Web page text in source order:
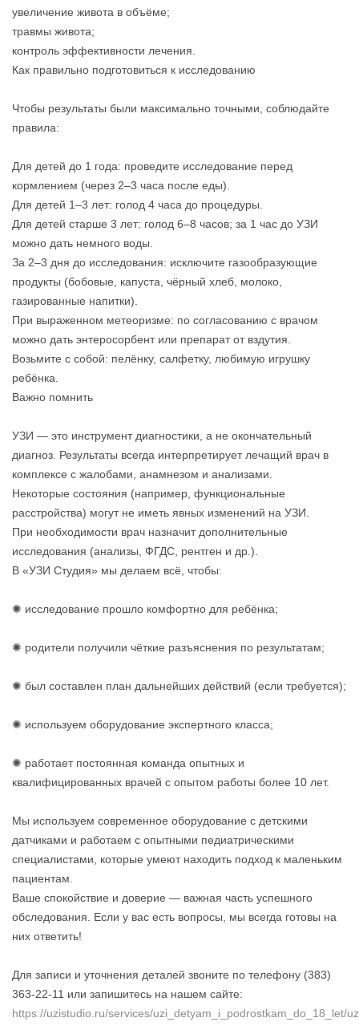
увеличение живота в объёме;
травмы живота;
контроль эффективности лечения.
Как правильно подготовиться к исследованию
Чтобы результаты были максимально точными, соблюдайте
правила:
Для детей до 1 года: проведите исследование перед
кормлением (через 2–3 часа после еды).
Для детей 1–3 лет: голод 4 часа до процедуры.
Для детей старше 3 лет: голод 6–8 часов; за 1 час до УЗИ
можно дать немного воды.
За 2–3 дня до исследования: исключите газообразующие
продукты (бобовые, капуста, чёрный хлеб, молоко,
газированные напитки).
При выраженном метеоризме: по согласованию с врачом
можно дать энтеросорбент или препарат от вздутия.
Возьмите с собой: пелёнку, салфетку, любимую игрушку
ребёнка.
Важно помнить
УЗИ — это инструмент диагностики, а не окончательный
диагноз. Результаты всегда интерпретирует лечащий врач в
комплексе с жалобами, анамнезом и анализами.
Некоторые состояния (например, функциональные
расстройства) могут не иметь явных изменений на УЗИ.
При необходимости врач назначит дополнительные
исследования (анализы, ФГДС, рентген и др.).
В «УЗИ Студия» мы делаем всё, чтобы:
✺ исследование прошло комфортно для ребёнка;
✺ родители получили чёткие разъяснения по результатам;
✺ был составлен план дальнейших действий (если требуется);
✺ используем оборудование экспертного класса;
✺ работает постоянная команда опытных и
квалифицированных врачей с опытом работы более 10 лет.
Мы используем современное оборудование с детскими
датчиками и работаем с опытными педиатрическими
специалистами, которые умеют находить подход к маленьким
пациентам.
Ваше спокойствие и доверие — важная часть успешного
обследования. Если у вас есть вопросы, мы всегда готовы на
них ответить!
Для записи и уточнения деталей звоните по телефону (383)
363-22-11 или запишитесь на нашем сайте:
https://uzistudio.ru/services/uzi_detyam_i_podrostkam_do_18_let/